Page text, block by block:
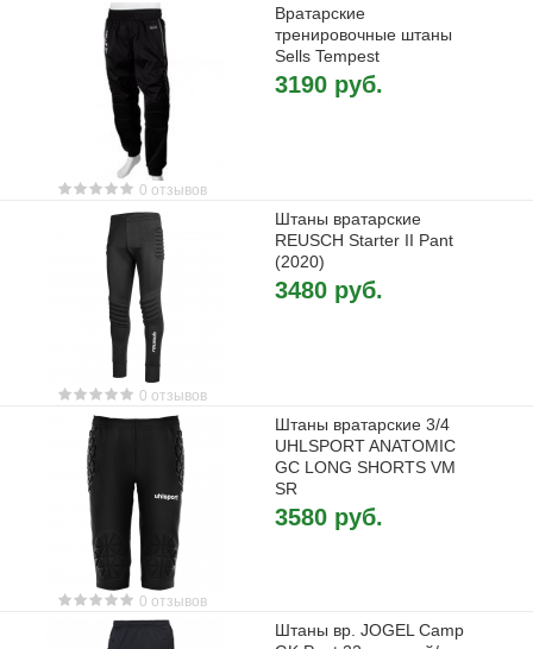
0 отзывов
Вратарские
тренировочные штаны
Sells Tempest
3190 руб.
0 отзывов
Штаны вратарские
REUSCH Starter II Pant
(2020)
3480 руб.
0 отзывов
Штаны вратарские 3/4
UHLSPORT ANATOMIC
GC LONG SHORTS VM
SR
3580 руб.
Штаны вр. JOGEL Camp